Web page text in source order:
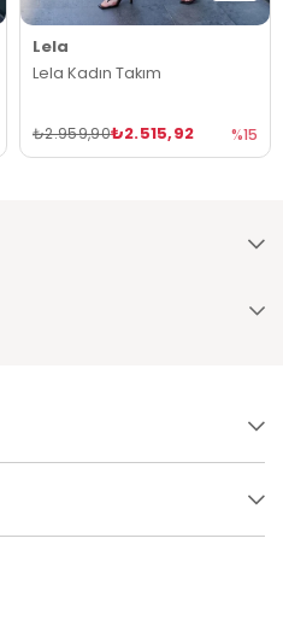
Lela
Lela Kadın Takım
₺2.515,92
₺2.959,90 %15